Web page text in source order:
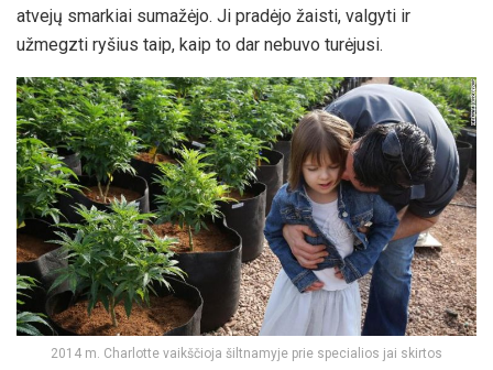
atvejų smarkiai sumažėjo. Ji pradėjo žaisti, valgyti ir
užmegzti ryšius taip, kaip to dar nebuvo turėjusi.
2014 m. Charlotte vaikščioja šiltnamyje prie specialios jai skirtos